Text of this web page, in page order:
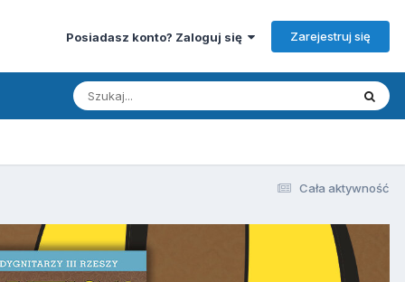
Posiadasz konto? Zaloguj się Zarejestruj się
Cała aktywność